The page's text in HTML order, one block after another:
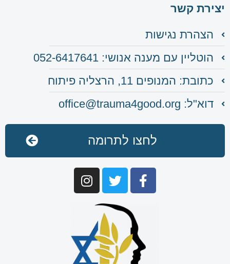
יצירת קשר
הצהרת נגישות
הוטליין עם מענה אנושי: 052-6417641
כתובת: המנופים 11, הרצליה פיתוח
דוא"ל: office@trauma4good.org
לחצו לתרומה